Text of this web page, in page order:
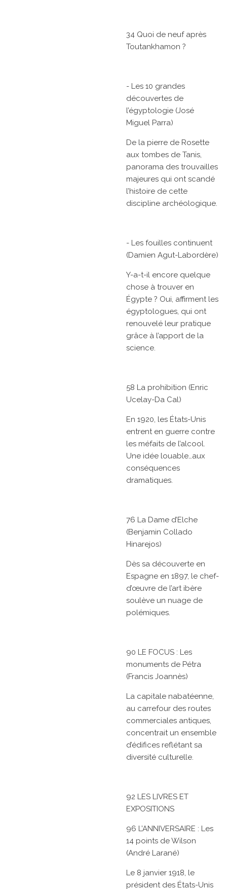
34 Quoi de neuf après
Toutankhamon ?
- Les 10 grandes
découvertes de
l’égyptologie (José
Miguel Parra)
De la pierre de Rosette
aux tombes de Tanis,
panorama des trouvailles
majeures qui ont scandé
l’histoire de cette
discipline archéologique.
- Les fouilles continuent
(Damien Agut-Labordère)
Y-a-t-il encore quelque
chose à trouver en
Égypte ? Oui, affirment les
égyptologues, qui ont
renouvelé leur pratique
grâce à l’apport de la
science.
58 La prohibition (Enric
Ucelay-Da Cal)
En 1920, les États-Unis
entrent en guerre contre
les méfaits de l’alcool.
Une idée louable…aux
conséquences
dramatiques.
76 La Dame d’Elche
(Benjamin Collado
Hinarejos)
Dès sa découverte en
Espagne en 1897, le chef-
d’œuvre de l’art ibère
soulève un nuage de
polémiques.
90 LE FOCUS : Les
monuments de Pétra
(Francis Joannès)
La capitale nabatéenne,
au carrefour des routes
commerciales antiques,
concentrait un ensemble
d’édifices reflétant sa
diversité culturelle.
92 LES LIVRES ET
EXPOSITIONS
96 L’ANNIVERSAIRE : Les
14 points de Wilson
(André Larané)
Le 8 janvier 1918, le
président des États-Unis